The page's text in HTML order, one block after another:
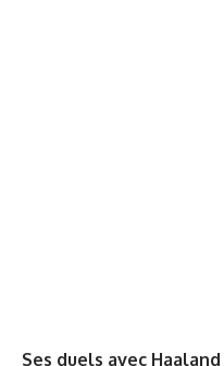
Ses duels avec Haaland